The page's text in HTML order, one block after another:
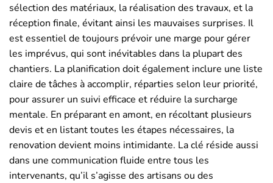
sélection des matériaux, la réalisation des travaux, et la
réception finale, évitant ainsi les mauvaises surprises. Il
est essentiel de toujours prévoir une marge pour gérer
les imprévus, qui sont inévitables dans la plupart des
chantiers. La planification doit également inclure une liste
claire de tâches à accomplir, réparties selon leur priorité,
pour assurer un suivi efficace et réduire la surcharge
mentale. En préparant en amont, en récoltant plusieurs
devis et en listant toutes les étapes nécessaires, la
renovation devient moins intimidante. La clé réside aussi
dans une communication fluide entre tous les
intervenants, qu’il s’agisse des artisans ou des